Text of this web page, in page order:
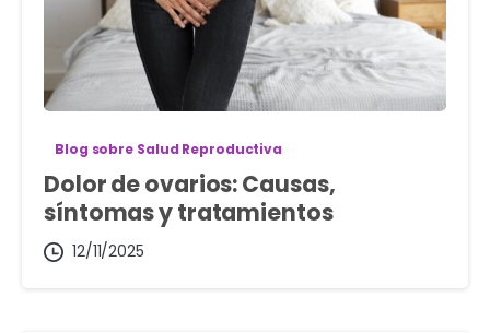
Blog sobre Salud Reproductiva
Dolor de ovarios: Causas,
síntomas y tratamientos
12/11/2025